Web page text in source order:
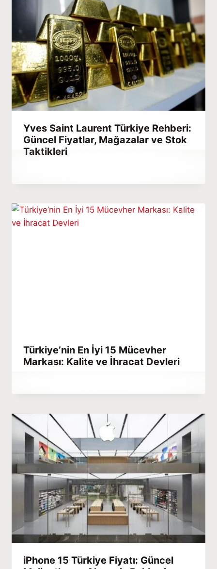
Yves Saint Laurent Türkiye Rehberi:
Güncel Fiyatlar, Mağazalar ve Stok
Taktikleri
Türkiye’nin En İyi 15 Mücevher
Markası: Kalite ve İhracat Devleri
iPhone 15 Türkiye Fiyatı: Güncel